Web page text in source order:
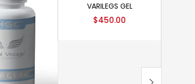
VARILEGS GEL
$450.00